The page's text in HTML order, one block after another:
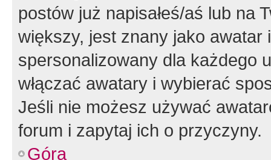
postów już napisałeś/aś lub na
większy, jest znany jako
spersonalizowany dla każdego
włączać awatary i wybierać
Jeśli nie możesz używać
forum i zapytaj ich o przyczyny.
Góra